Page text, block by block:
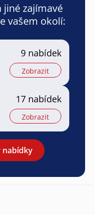
jiné zajímavé
vašem okolí:
9 nabídek
Zobrazit
17 nabídek
Zobrazit
nabídky